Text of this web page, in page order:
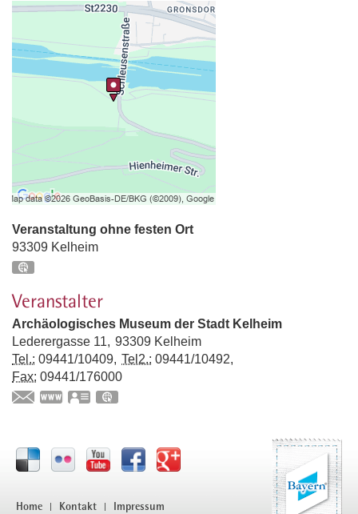
Veranstaltung ohne festen Ort
93309 Kelheim
Veranstalter
Archäologisches Museum der Stadt Kelheim
Lederergasse 11
93309 Kelheim
Tel.: 09441/10409 Tel2.: 09441/10492
Fax: 09441/176000
www.archaeologisches-museum-kelheim.de
vCard
Home Kontakt Impressum